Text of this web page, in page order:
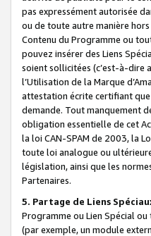
pas expressément autorisée
ou de toute autre manière
Contenu du Programme ou
pouvez insérer des Liens
soient sollicitées (c’est-à-dire
l’Utilisation de la Marque
attestation écrite certifiant
demande. Tout manquement
obligation essentielle de cet
la loi CAN-SPAM de 2003, la
toute loi analogue ou
législation, ainsi que les
Partenaires.
5. Partage de Liens
Programme ou Lien Spécial
(par exemple, un module